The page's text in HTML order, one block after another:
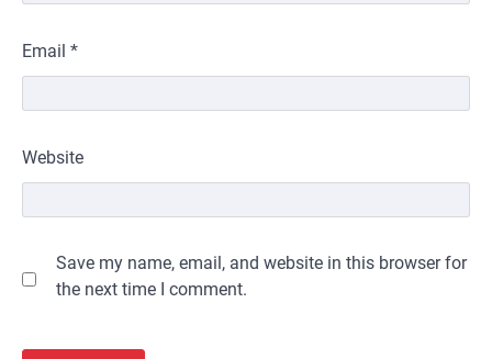
Email *
Website
Save my name, email, and website in this browser for
the next time I comment.